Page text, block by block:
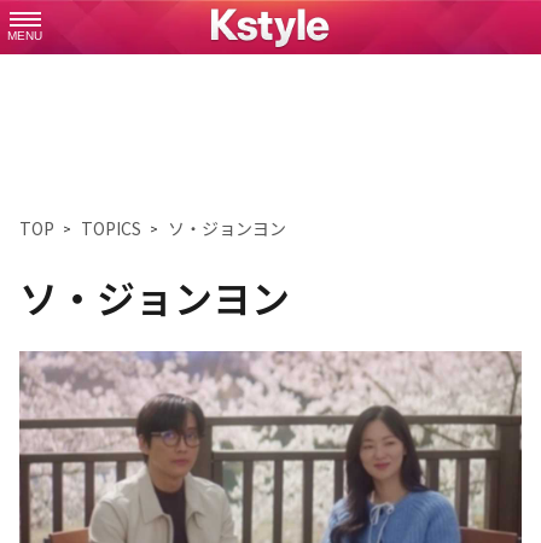
MENU
TOP TOPICS ソ・ジョンヨン
ソ・ジョンヨン